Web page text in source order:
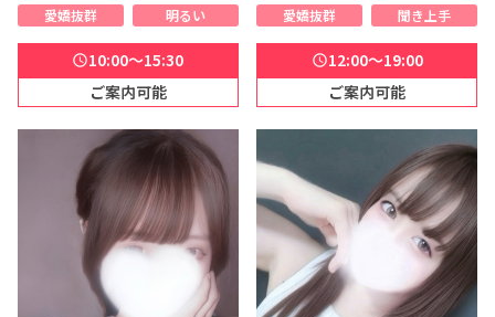
愛嬌抜群
明るい
schedule10:00～15:30
ご案内可能
愛嬌抜群
聞き上手
schedule12:00～19:00
ご案内可能